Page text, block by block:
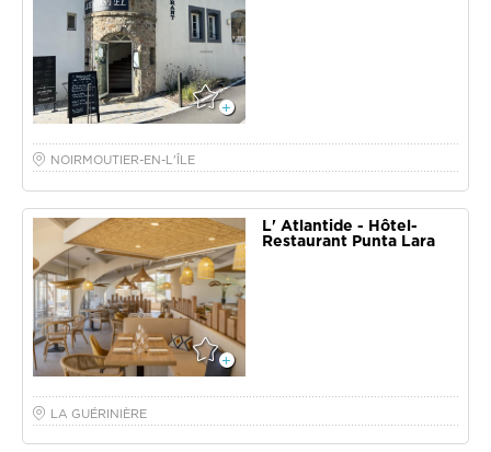
NOIRMOUTIER-EN-L'ÎLE
L' Atlantide - Hôtel-
Restaurant Punta Lara
LA GUÉRINIÈRE